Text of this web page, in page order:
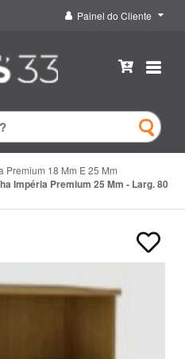
Painel do Cliente
Premium 18 Mm E 25 Mm
Impéria Premium 25 Mm - Larg. 80